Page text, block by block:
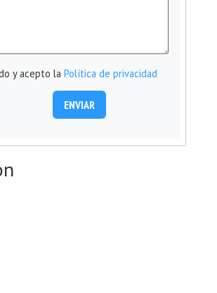
y acepto laPolítica de privacidad